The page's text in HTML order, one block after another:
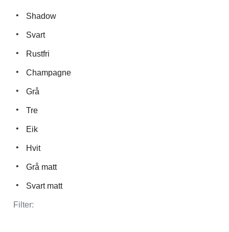
Shadow
Svart
Rustfri
Champagne
Grå
Tre
Eik
Hvit
Grå matt
Svart matt
Filter: